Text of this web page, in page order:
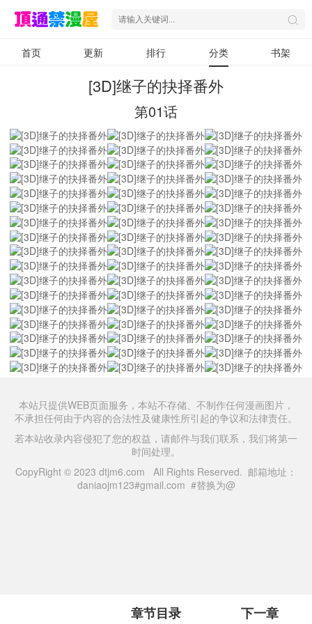
首页 更新 排行 分类 书架
[3D]继子的抉择番外
第01话
章节目录 下一章
本站只提供WEB页面服务，本站不存储、不制作任何漫画图片，
不承担任何由于内容的合法性及健康性所引起的争议和法律责任。
若本站收录内容侵犯了您的权益，请邮件与我们联系，我们将第一
时间处理。
CopyRight © 2023 dtjm6.com All Rights Reserved. 邮箱地址：
daniaojm123#gmail.com #替换为@